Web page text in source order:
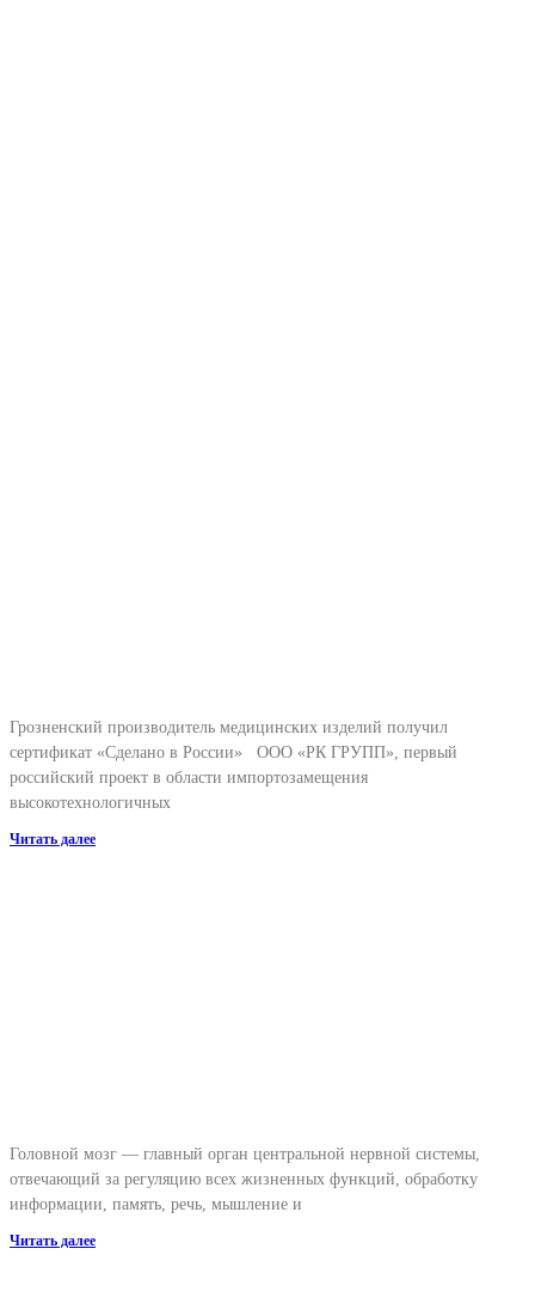
Грозненский производитель медицинских изделий получил
сертификат «Сделано в России» ООО «РК ГРУПП», первый
российский проект в области импортозамещения
высокотехнологичных
Читать далее
Головной мозг — главный орган центральной нервной системы,
отвечающий за регуляцию всех жизненных функций, обработку
информации, память, речь, мышление и
Читать далее